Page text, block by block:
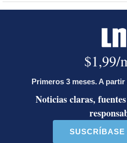
Diputada de Pueblo